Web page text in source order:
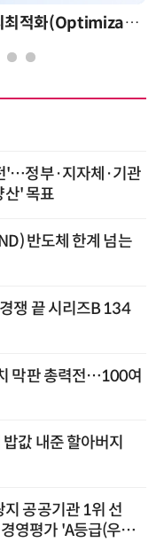
AI 시대의 의사결정을 바꾸는 수리최적화(Optimization): 실제 산업 적용 사례와 활용 전략
'…정부·지자체·기관
산' 목표
반도체 한계 넘는
쟁 끝 시리즈B 134
막판 총력전…100여
값 내준 할아버지
공공기관 1위 선
영평가 'A등급(우수)'